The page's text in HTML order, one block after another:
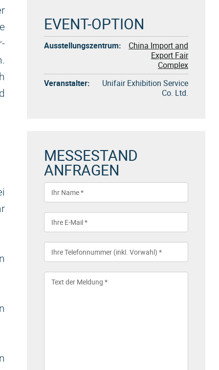
EVENT-OPTION
Ausstellungszentrum:
China Import and
Export Fair
Complex
Veranstalter:
Unifair Exhibition Service
Co. Ltd.
MESSESTAND
ANFRAGEN